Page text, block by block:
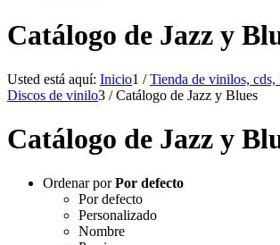
Catálogo de Jazz y
Usted está aquí: Inicio1 / Tienda de vinilos, cds,
Discos de vinilo3 / Catálogo de Jazz y Blues
Catálogo de Jazz y
Ordenar porPor defecto
Por defecto
Personalizado
Nombre